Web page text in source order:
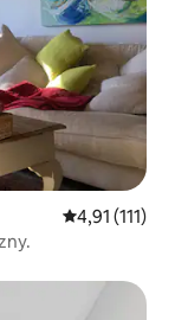
Średnia
4,91 (111)